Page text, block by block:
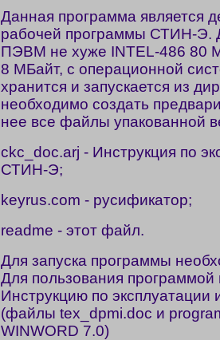
Данная программа является
рабочей программы СТИН-Э.
ПЭВМ не хуже INTEL-486 80
8 МБайт, с опеpационной
хранится и запускается из
необходимо создать
нее все файлы упакованной
ckc_doc.arj - Инстpукция по
СТИН-Э;
keyrus.com - pусификатоp;
readme - этот файл.
Для запуска программы
Для пользования
Инстpукцию по
(файлы tex_dpmi.doc и
WINWORD 7.0)